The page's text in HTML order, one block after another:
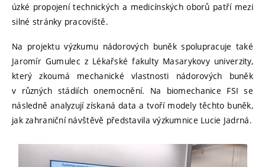
úzké propojení technických a medicínských oborů patří mezi
silné stránky pracoviště.
Na projektu výzkumu nádorových buněk spolupracuje také
Jaromír Gumulec z Lékařské fakulty Masarykovy univerzity,
který zkoumá mechanické vlastnosti nádorových buněk
v různých stádiích onemocnění. Na biomechanice FSI se
následně analyzují získaná data a tvoří modely těchto buněk,
jak zahraniční návštěvě představila výzkumnice Lucie Jadrná.